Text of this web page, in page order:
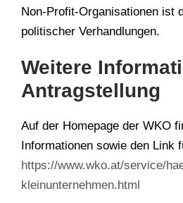
Non-Profit-Organisationen ist
politischer Verhandlungen.
Weitere
Antragstellung
Auf der Homepage der WKO
Informationen sowie den Link
https://www.wko.at/service/
kleinunternehmen.html